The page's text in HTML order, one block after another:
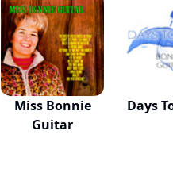
Miss Bonnie
Guitar
Days